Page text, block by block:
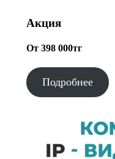
Акция
От 398 000тг
Подробнее